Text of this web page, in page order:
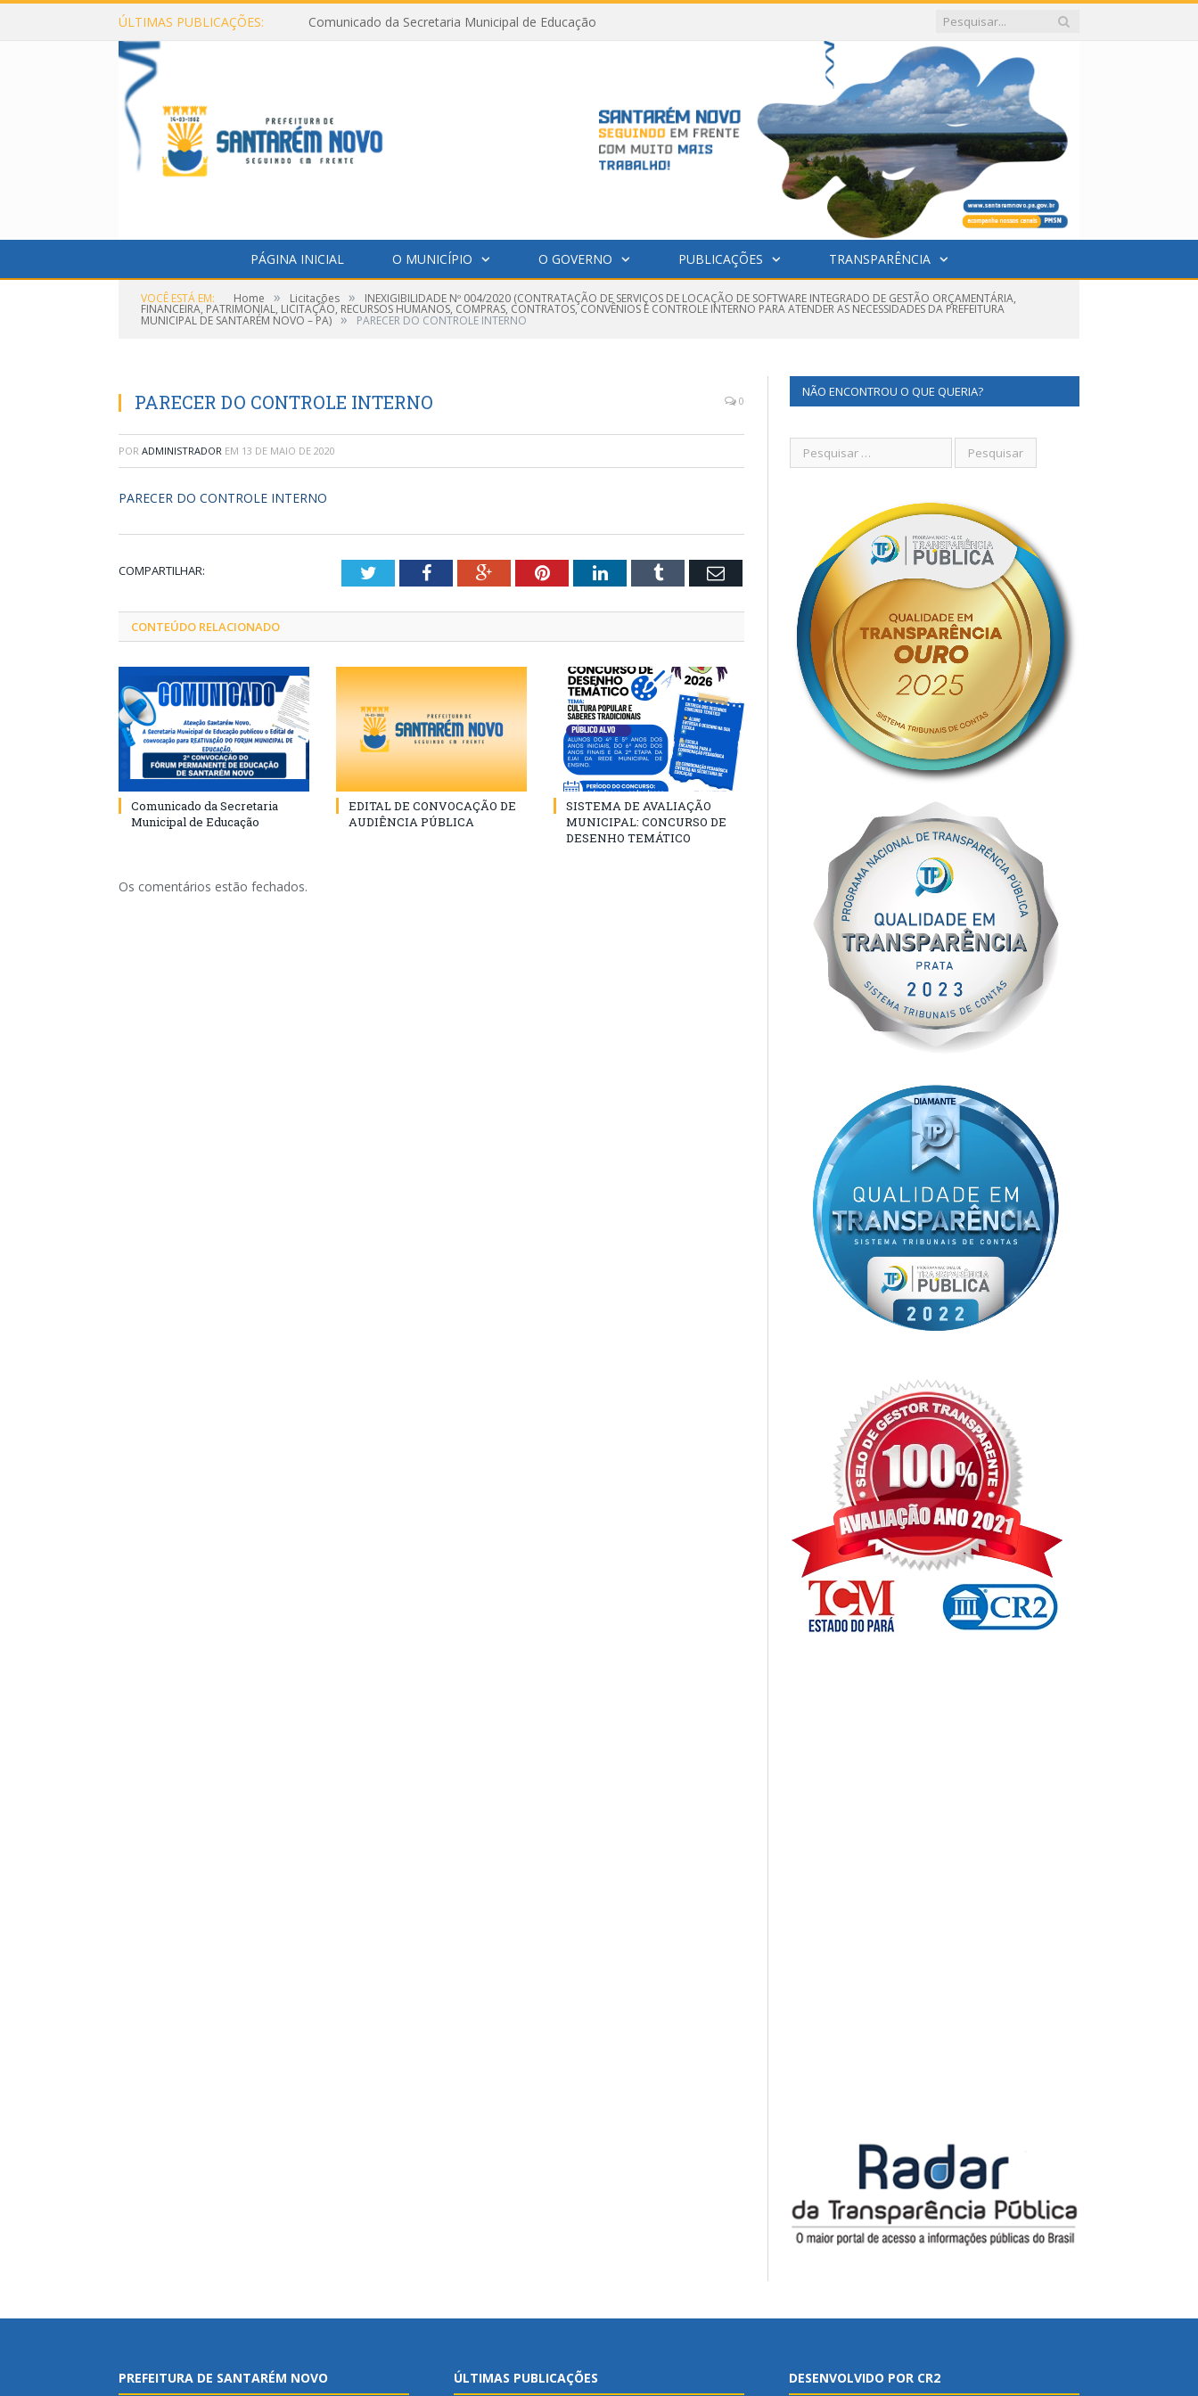
ÚLTIMAS PUBLICAÇÕES: Comunicado da Secretaria Municipal de Educação
PÁGINA INICIAL O MUNICÍPIO O GOVERNO PUBLICAÇÕES TRANSPARÊNCIA
VOCÊ ESTÁ EM: Home » Licitações » INEXIGIBILIDADE Nº 004/2020 (CONTRATAÇÃO DE SERVIÇOS DE LOCAÇÃO DE SOFTWARE INTEGRADO DE GESTÃO ORÇAMENTÁRIA,
FINANCEIRA, PATRIMONIAL, LICITAÇÃO, RECURSOS HUMANOS, COMPRAS, CONTRATOS, CONVÊNIOS E CONTROLE INTERNO PARA ATENDER AS NECESSIDADES DA PREFEITURA
MUNICIPAL DE SANTARÉM NOVO – PA) » PARECER DO CONTROLE INTERNO
PARECER DO CONTROLE INTERNO 0
POR ADMINISTRADOR EM 13 DE MAIO DE 2020
PARECER DO CONTROLE INTERNO
COMPARTILHAR: TwitterFacebookGoogle+PinterestLinkedInTumblr Email
CONTEÚDO RELACIONADO
Comunicado da Secretaria
Municipal de Educação
EDITAL DE CONVOCAÇÃO DE
AUDIÊNCIA PÚBLICA
SISTEMA DE AVALIAÇÃO
MUNICIPAL: CONCURSO DE
DESENHO TEMÁTICO
Os comentários estão fechados.
NÃO ENCONTROU O QUE QUERIA?
PREFEITURA DE SANTARÉM NOVO ÚLTIMAS PUBLICAÇÕES DESENVOLVIDO POR CR2